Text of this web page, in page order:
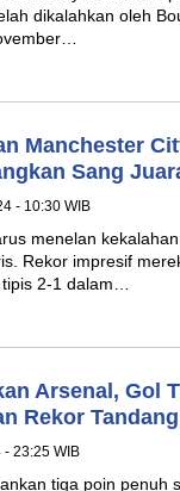
dikalahkan oleh
Manchester
Sang
- 10:30 WIB
menelan
Rekor impresif
2-1 dalam…
Arsenal, Gol
Rekor
- 23:25 WIB
tiga poin penuh